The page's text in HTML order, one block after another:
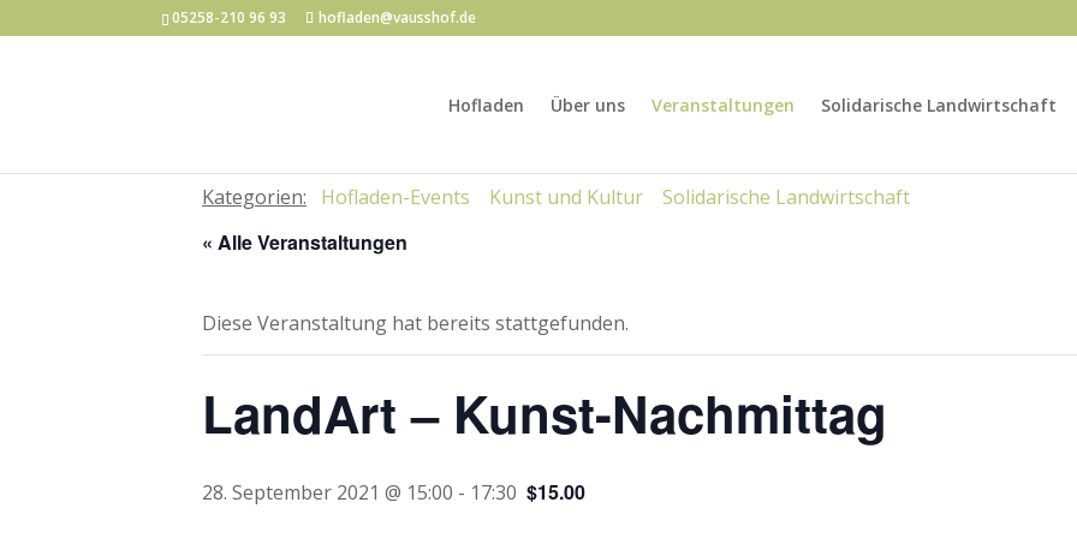
05258-210 96 93 hofladen@vausshof.de
Hofladen Über uns Veranstaltungen Solidarische Landwirtschaft
Kategorien: Hofladen-Events Kunst und Kultur Solidarische Landwirtschaft
« Alle Veranstaltungen
Diese Veranstaltung hat bereits stattgefunden.
LandArt – Kunst-Nachmittag
28. September 2021 @ 15:00 - 17:30 $15.00